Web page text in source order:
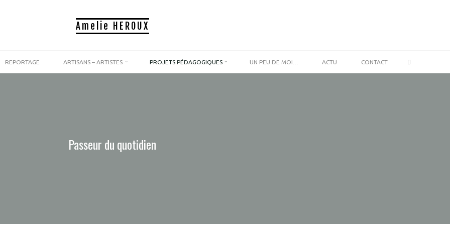
Amelie HEROUX
REPORTAGE ARTISANS – ARTISTES PROJETS PÉDAGOGIQUES UN PEU DE MOI… ACTU CONTACT
Passeur du quotidien